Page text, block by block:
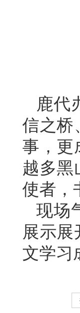
鹿代
信之桥
事，更
越多黑
使者，
现场
展示
文学习